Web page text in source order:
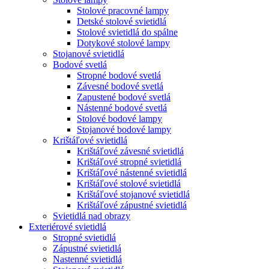
Stolové pracovné lampy
Detské stolové svietidlá
Stolové svietidlá do spálne
Dotykové stolové lampy
Stojanové svietidlá
Bodové svetlá
Stropné bodové svetlá
Závesné bodové svetlá
Zapustené bodové svetlá
Nástenné bodové svetlá
Stolové bodové lampy
Stojanové bodové lampy
Krištáľové svietidlá
Krištáľové závesné svietidlá
Krištáľové stropné svietidlá
Krištáľové nástenné svietidlá
Krištáľové stolové svietidlá
Krištáľové stojanové svietidlá
Krištáľové zápustné svietidlá
Svietidlá nad obrazy
Exteriérové svietidlá
Stropné svietidlá
Zápustné svietidlá
Nastenné svietidlá